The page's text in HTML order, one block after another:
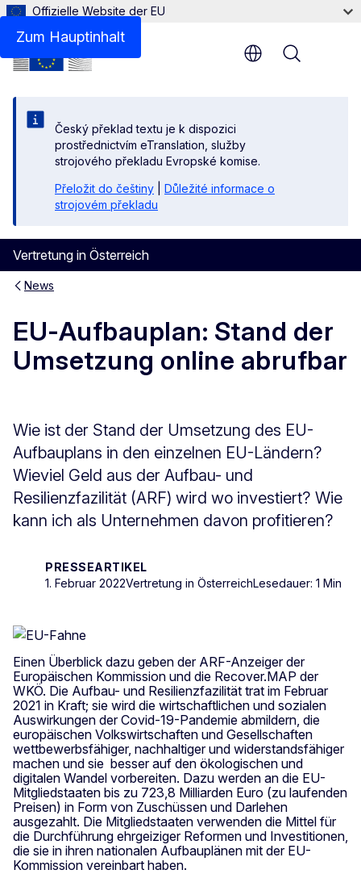
Zum Hauptinhalt
Offizielle Website der EU
Český překlad textu je k dispozici
prostřednictvím eTranslation, služby
strojového překladu Evropské komise.
Přeložit do češtiny
Důležité informace o
strojovém překladu
Vertretung in Österreich
Menu
News
EU-Aufbauplan: Stand der
Umsetzung online abrufbar
Wie ist der Stand der Umsetzung des EU-
Aufbauplans in den einzelnen EU-Ländern?
Wieviel Geld aus der Aufbau- und
Resilienzfazilität (ARF) wird wo investiert? Wie
kann ich als Unternehmen davon profitieren?
PRESSEARTIKEL
1. Februar 2022Vertretung in ÖsterreichLesedauer: 1 Min
Einen Überblick dazu geben der ARF-Anzeiger der
Europäischen Kommission und die Recover.MAP der
WKÖ. Die Aufbau- und Resilienzfazilität trat im Februar
2021 in Kraft; sie wird die wirtschaftlichen und sozialen
Auswirkungen der Covid-19-Pandemie abmildern, die
europäischen Volkswirtschaften und Gesellschaften
wettbewerbsfähiger, nachhaltiger und widerstandsfähiger
machen und sie besser auf den ökologischen und
digitalen Wandel vorbereiten. Dazu werden an die EU-
Mitgliedstaaten bis zu 723,8 Milliarden Euro (zu laufenden
Preisen) in Form von Zuschüssen und Darlehen
ausgezahlt. Die Mitgliedstaaten verwenden die Mittel für
die Durchführung ehrgeiziger Reformen und Investitionen,
die sie in ihren nationalen Aufbauplänen mit der EU-
Kommission vereinbart haben.